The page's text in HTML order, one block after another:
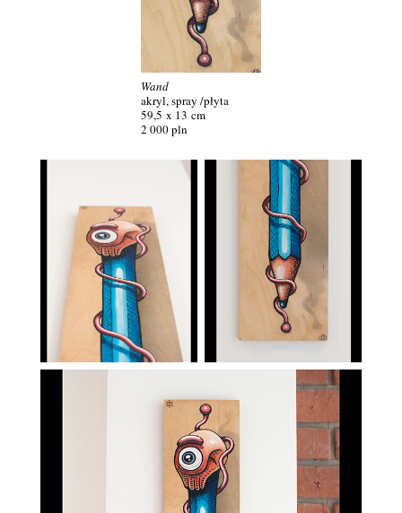
Wand
akryl, spray /płyta
59,5 x 13 cm
2 000 pln